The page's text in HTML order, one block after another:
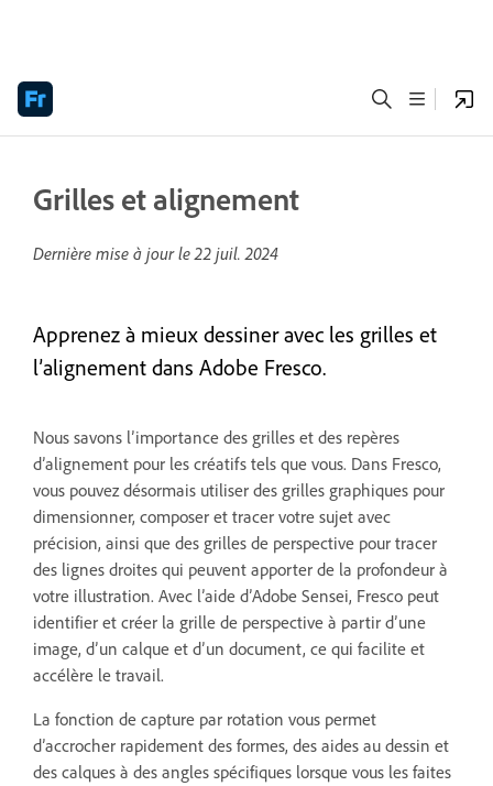
Grilles et alignement
Dernière mise à jour le22 juil. 2024
Apprenez à mieux dessiner avec les grilles et
l’alignement dans Adobe Fresco.
Nous savons l’importance des grilles et des repères
d’alignement pour les créatifs tels que vous. Dans Fresco,
vous pouvez désormais utiliser des grilles graphiques pour
dimensionner, composer et tracer votre sujet avec
précision, ainsi que des grilles de perspective pour tracer
des lignes droites qui peuvent apporter de la profondeur à
votre illustration. Avec l’aide d’Adobe Sensei, Fresco peut
identifier et créer la grille de perspective à partir d’une
image, d’un calque et d’un document, ce qui facilite et
accélère le travail.
La fonction de capture par rotation vous permet
d’accrocher rapidement des formes, des aides au dessin et
des calques à des angles spécifiques lorsque vous les faites